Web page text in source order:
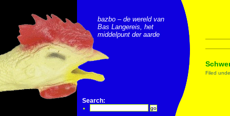
bazbo – de wereld van
Bas Langereis, het
middelpunt der aarde
Search:
Filed